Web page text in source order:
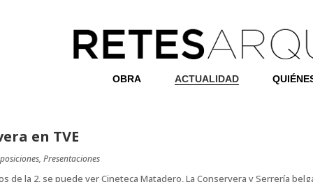
OBRA ACTUALIDAD
en TVE
, Presentaciones
de la 2, se puede ver Cineteca Matadero, La Conservera y Serrería